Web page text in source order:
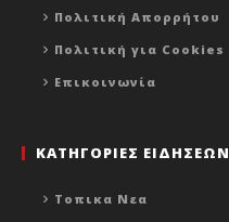
Πολιτική Απορρήτου
Πολιτική για Cookies
Επικοινωνία
ΚΑΤΗΓΟΡΙΕΣ ΕΙΔΗΣΕΩΝ
Τοπικα Νεα